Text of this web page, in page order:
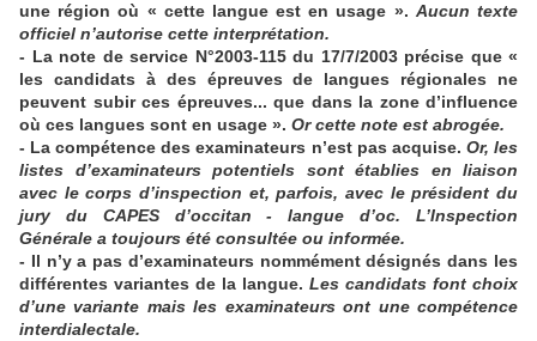
une région où « cette langue est en usage ». Aucun texte
officiel n’autorise cette interprétation.
- La note de service N°2003-115 du 17/7/2003 précise que «
les candidats à des épreuves de langues régionales ne
peuvent subir ces épreuves... que dans la zone d’influence
où ces langues sont en usage ». Or cette note est abrogée.
- La compétence des examinateurs n’est pas acquise. Or, les
listes d’examinateurs potentiels sont établies en liaison
avec le corps d’inspection et, parfois, avec le président du
jury du CAPES d’occitan - langue d’oc. L’Inspection
Générale a toujours été consultée ou informée.
- Il n’y a pas d’examinateurs nommément désignés dans les
différentes variantes de la langue. Les candidats font choix
d’une variante mais les examinateurs ont une compétence
interdialectale.